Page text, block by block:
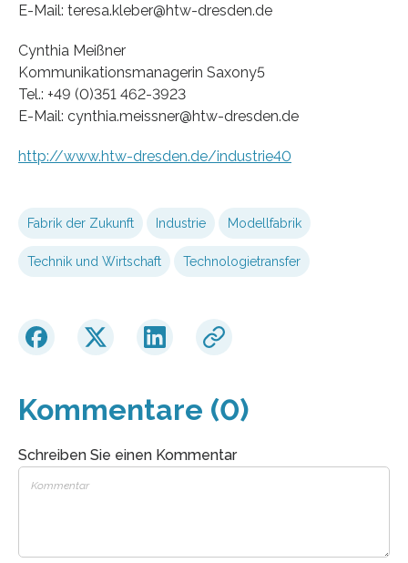
E-Mail: teresa.kleber@htw-dresden.de
Cynthia Meißner
Kommunikationsmanagerin Saxony5
Tel.: +49 (0)351 462-3923
E-Mail: cynthia.meissner@htw-dresden.de
http://www.htw-dresden.de/industrie40
Fabrik der Zukunft Industrie Modellfabrik
Technik und Wirtschaft Technologietransfer
Kommentare (0)
Schreiben Sie einen Kommentar